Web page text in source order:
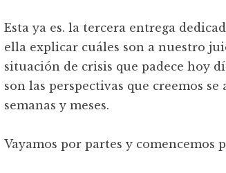
Esta ya es. la tercera entrega
ella explicar cuáles son a nuestro
situación de crisis que padece hoy
son las perspectivas que creemos
semanas y meses.
Vayamos por partes y comencemos